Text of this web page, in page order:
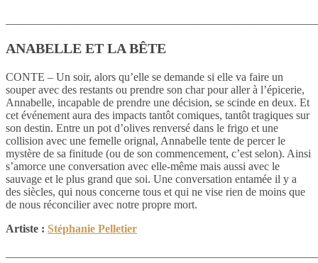
ANABELLE ET LA BÊTE
CONTE – Un soir, alors qu’elle se demande si elle va faire un
souper avec des restants ou prendre son char pour aller à l’épicerie,
Annabelle, incapable de prendre une décision, se scinde en deux. Et
cet événement aura des impacts tantôt comiques, tantôt tragiques sur
son destin. Entre un pot d’olives renversé dans le frigo et une
collision avec une femelle orignal, Annabelle tente de percer le
mystère de sa finitude (ou de son commencement, c’est selon). Ainsi
s’amorce une conversation avec elle-même mais aussi avec le
sauvage et le plus grand que soi. Une conversation entamée il y a
des siècles, qui nous concerne tous et qui ne vise rien de moins que
de nous réconcilier avec notre propre mort.
Artiste : Stéphanie Pelletier